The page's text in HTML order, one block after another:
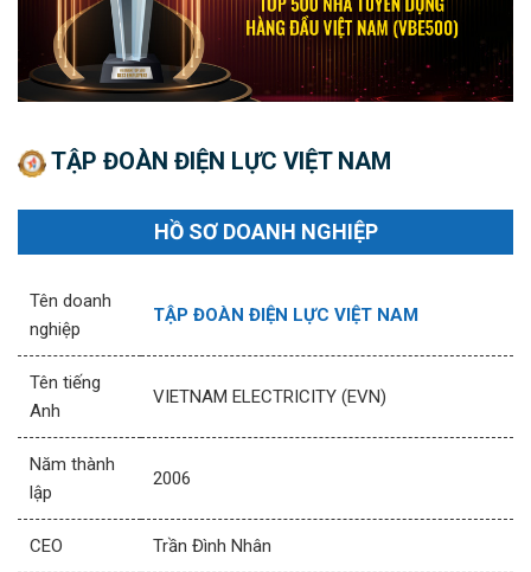
TẬP ĐOÀN ĐIỆN LỰC VIỆT NAM
HỒ SƠ DOANH NGHIỆP
Tên doanh
nghiệp
TẬP ĐOÀN ĐIỆN LỰC VIỆT NAM
Tên tiếng
Anh
VIETNAM ELECTRICITY (EVN)
Năm thành
lập
2006
CEO Trần Đình Nhân